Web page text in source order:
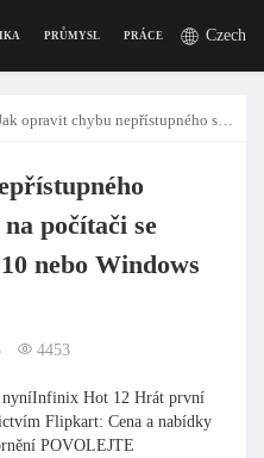
PRŮMYSL PRÁCE DIGITÁLNÍ
Czech
chybu nepřístupného spouštěcího zařízení na počítači se systémem Windows 10 nebo Windows 11?
počítači se
nebo Windows
4453
nyníInfinix Hot 12 Hrát první
Flipkart: Cena a nabídky
POVOLEJTE